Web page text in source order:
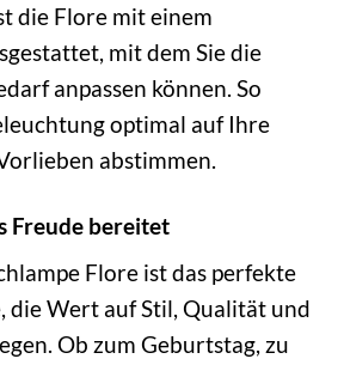
die Flore mit einem
mit dem Sie die
anpassen können. So
optimal auf Ihre
abstimmen.
Freude bereitet
Flore ist das perfekte
die Wert auf Stil, Qualität und
Ob zum Geburtstag, zu